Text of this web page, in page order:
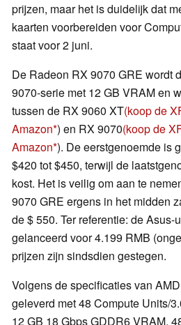
prijzen, maar het is duidelijk dat
kaarten voorbereiden voor
staat voor 2 juni.
De Radeon RX 9070 GRE wordt
9070-serie met 12 GB VRAM en
tussen de RX 9060 XT(koop de
Amazon ) en RX 9070(koop de
Amazon ). De eerstgenoemde is
$420 tot $450, terwijl de
kost. Het is veilig om aan te
9070 GRE ergens in het midden
de $ 550. Ter referentie: de
gelanceerd voor 4.199 RMB
prijzen zijn sindsdien gestegen.
Volgens de specificaties van
geleverd met 48 Compute Units/
12 GB 18 Gbps GDDR6 VRAM,